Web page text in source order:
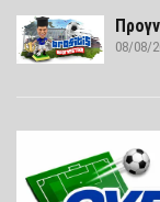
08/08/